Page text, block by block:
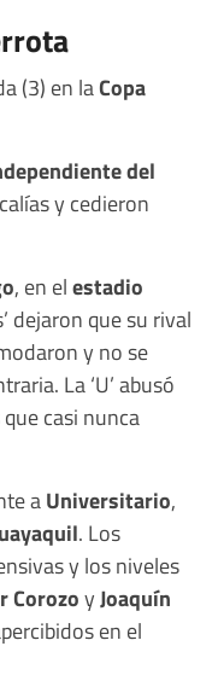
(3) en laCopa
del
y cedieron
, en elestadio
dejaron que su rival
y no se
La ‘U’ abusó
casi nunca
aUniversitario,
. Los
y los niveles
CorozoyJoaquín
en el